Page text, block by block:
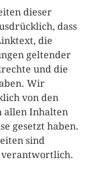
dieser
dass
die
geltender
und die
Wir
von den
allen Inhalten
gesetzt haben.
sind
verantwortlich.